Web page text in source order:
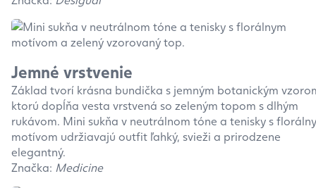
Jemné vrstvenie
Základ tvorí krásna bundička s jemným botanickým
ktorú dopĺňa vesta vrstvená so zeleným topom s dlhým
rukávom. Mini sukňa v neutrálnom tóne a tenisky s
motívom udržiavajú outfit ľahký, svieži a prirodzene
elegantný.
Značka: Medicine